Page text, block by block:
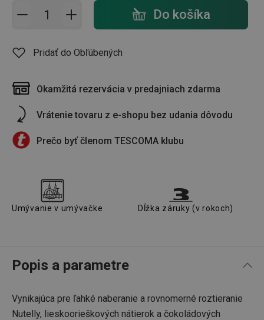
Pridať do košíka - počet Do košíka
Pridať do Obľúbených
Okamžitá rezervácia v predajniach zdarma
Vrátenie tovaru z e-shopu bez udania dôvodu
Prečo byť členom TESCOMA klubu
Umývanie v umývačke Dĺžka záruky (v rokoch)
Popis a parametre
Vynikajúca pre ľahké naberanie a rovnomerné roztieranie
Nutelly, lieskoorieškových nátierok a čokoládových